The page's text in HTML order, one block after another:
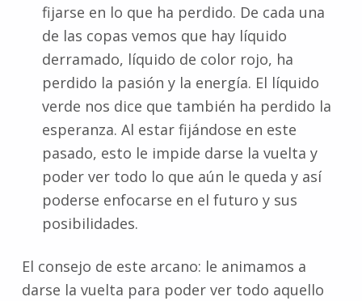
fijarse en lo que ha perdido. De cada una
de las copas vemos que hay líquido
derramado, líquido de color rojo, ha
perdido la pasión y la energía. El líquido
verde nos dice que también ha perdido la
esperanza. Al estar fijándose en este
pasado, esto le impide darse la vuelta y
poder ver todo lo que aún le queda y así
poderse enfocarse en el futuro y sus
posibilidades.
El consejo de este arcano: le animamos a
darse la vuelta para poder ver todo aquello